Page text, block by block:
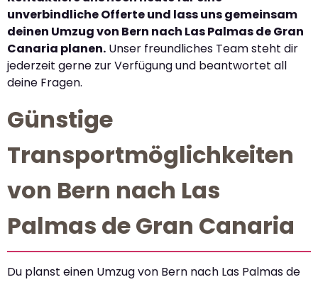
unverbindliche Offerte und lass uns gemeinsam
deinen Umzug von Bern nach Las Palmas de Gran
Canaria planen. Unser freundliches Team steht dir
jederzeit gerne zur Verfügung und beantwortet all
deine Fragen.
Günstige
Transportmöglichkeiten
von Bern nach Las
Palmas de Gran Canaria
Du planst einen Umzug von Bern nach Las Palmas de